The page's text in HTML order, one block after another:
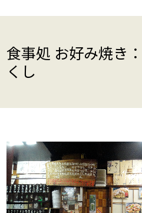
食事処 お好み焼き
くし